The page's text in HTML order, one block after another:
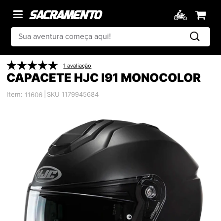
1 avaliação
CAPACETE HJC I91 MONOCOLOR
Item: 11606 SKU 1179945684